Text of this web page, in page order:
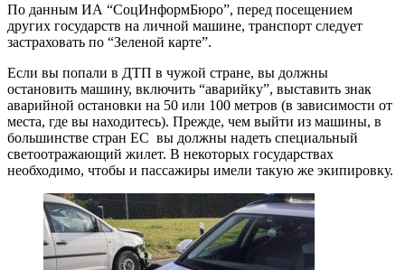
По данным ИА “СоцИнформБюро”, перед посещением
других государств на личной машине, транспорт следует
застраховать по “Зеленой карте”.
Если вы попали в ДТП в чужой стране, вы должны
остановить машину, включить “аварийку”, выставить знак
аварийной остановки на 50 или 100 метров (в зависимости от
места, где вы находитесь). Прежде, чем выйти из машины, в
большинстве стран ЕС вы должны надеть специальный
светоотражающий жилет. В некоторых государствах
необходимо, чтобы и пассажиры имели такую же экипировку.